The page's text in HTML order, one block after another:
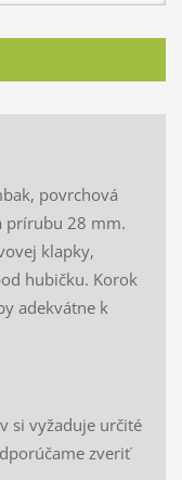
povrchová
prírubu 28 mm.
klapky,
hubičku. Korok
adekvátne k
si vyžaduje určité
zveriť